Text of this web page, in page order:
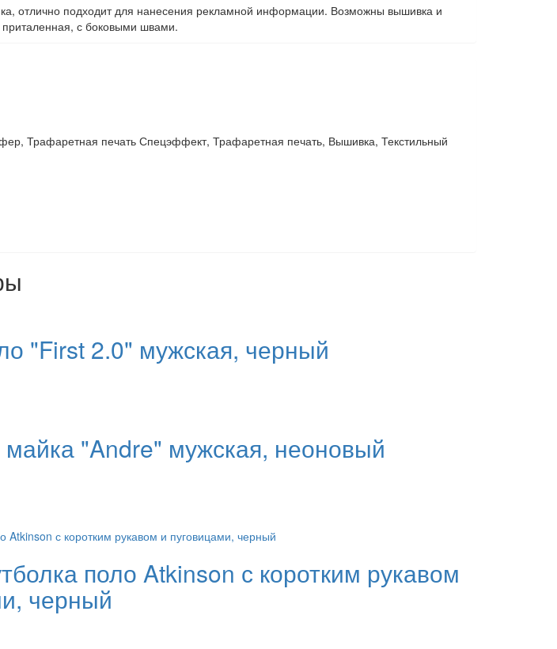
отлично подходит для нанесения рекламной информации. Возможны вышивка и
с боковыми швами.
Трафаретная печать Спецэффект, Трафаретная печать, Вышивка, Текстильный
"First 2.0" мужская, черный
"Andre" мужская, неоновый
поло Atkinson с коротким рукавом
черный